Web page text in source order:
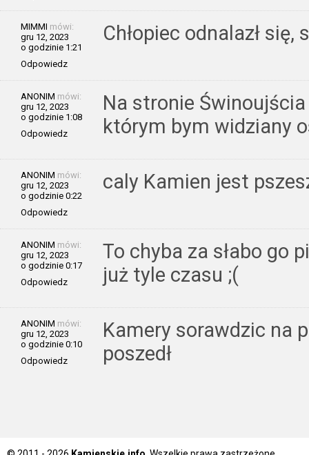
MIMMI mówi:
gru 12, 2023
o godzinie 1:21
Odpowiedz
Chłopiec odnalazł się,
ANONIM mówi:
gru 12, 2023
o godzinie 1:08
Odpowiedz
Na stronie
którym bym widziany
ANONIM mówi:
gru 12, 2023
o godzinie 0:22
Odpowiedz
caly Kamien jest
ANONIM mówi:
gru 12, 2023
o godzinie 0:17
Odpowiedz
To chyba za słabo go
już tyle czasu ;(
ANONIM mówi:
gru 12, 2023
o godzinie 0:10
Odpowiedz
Kamery sorawdzic na
poszedł